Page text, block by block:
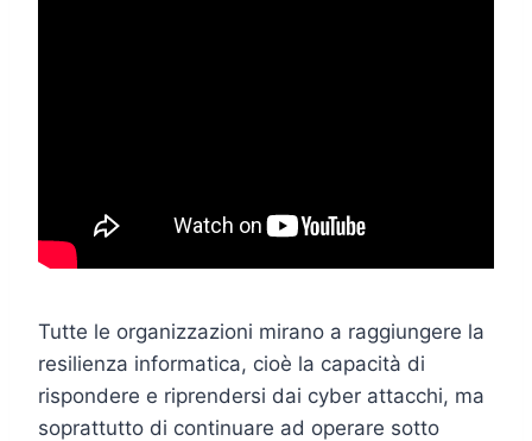
Tutte le organizzazioni mirano a raggiungere la
resilienza informatica, cioè la capacità di
rispondere e riprendersi dai cyber attacchi, ma
soprattutto di continuare ad operare sotto